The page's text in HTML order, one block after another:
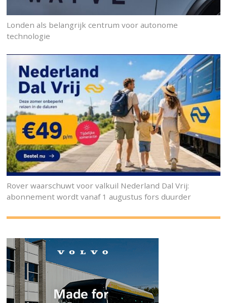
Londen als belangrijk centrum voor autonome
technologie
Rover waarschuwt voor valkuil Nederland Dal Vrij:
abonnement wordt vanaf 1 augustus fors duurder